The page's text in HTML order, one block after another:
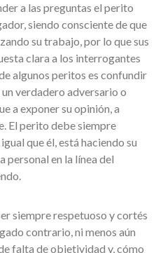
a las preguntas el perito
siendo consciente de que
su trabajo, por lo que sus
clara a los interrogantes
algunos peritos es confundir
verdadero adversario o
a exponer su opinión, a
El perito debe siempre
que él, está haciendo su
personal en la línea del
siempre respetuoso y cortés
contrario, ni menos aún
falta de objetividad y, cómo